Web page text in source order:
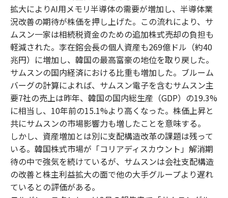
拡大によりAI用メモリ半導体の需要が増加し、半導体業
況改善の期待が株価を押し上げた。この流れにより、サ
ムスン一家は相続税資金のための追加株式売却の負担も
軽減された。李在鎔会長の個人資産も269億ドル（約40
兆円）に増加し、韓国の最高富豪の地位を取り戻した。
サムスンの国内経済における比重も増加した。ブルーム
バーグの計算によれば、サムスン電子を含むサムスン主
要7社の売上は昨年、韓国の国内総生産（GDP）の19.3%
に相当し、10年前の15.1%より高くなった。株価上昇と
共にサムスンの市場影響力も増したことを意味する。
しかし、資産増加とは別に支配構造改革の課題は残って
いる。韓国株式市場が「コリアディスカウント」解消期
待の中で強気を続けているが、サムスンは会社支配構造
の改善と株主利益拡大の面で他の大手グループより遅れ
ているとの評価がある。